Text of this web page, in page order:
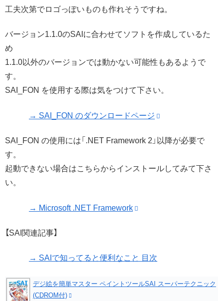
工夫次第でロゴっぽいものも作れそうですね。
バージョン1.1.0のSAIに合わせてソフトを作成しているた
め
1.1.0以外のバージョンでは動かない可能性もあるようで
す。
SAI_FON を使用する際は気をつけて下さい。
→ SAI_FON のダウンロードページ
SAI_FON の使用には「.NET Framework 2」以降が必要で
す。
起動できない場合はこちらからインストールしてみて下さ
い。
→ Microsoft .NET Framework
【SAI関連記事】
→ SAIで知ってると便利なこと 目次
デジ絵を簡単マスター ペイントツールSAI スーパーテクニック
(CDROM付)